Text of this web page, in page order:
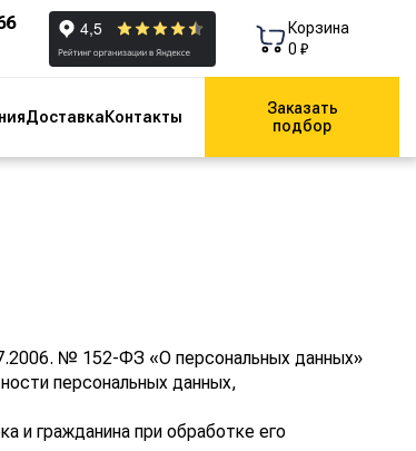
Корзина
0 ₽
ДоставкаКонтакты
Заказать
подбор
№ 152-ФЗ «О персональных данных»
персональных данных,
и гражданина при обработке его